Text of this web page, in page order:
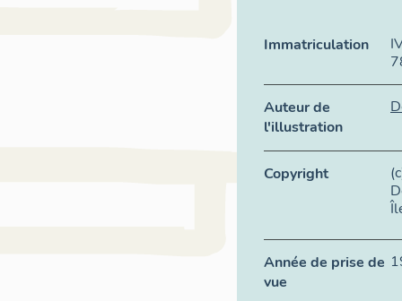
Immatriculation
Auteur de
l'illustration
Copyright
Année de prise de
vue